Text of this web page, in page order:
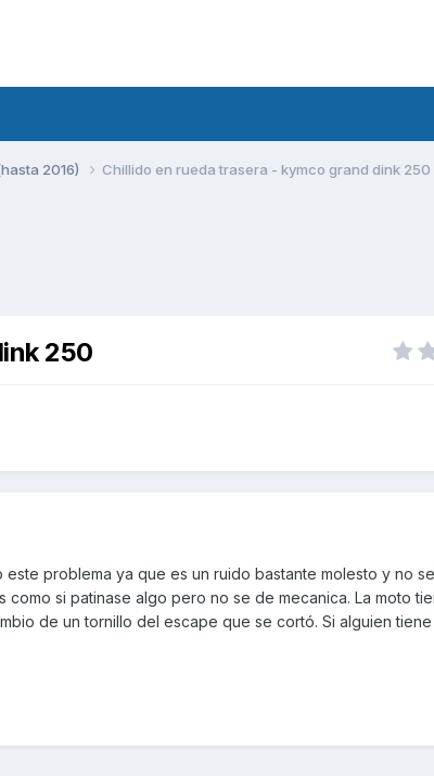
2016) Chillido en rueda trasera - kymco grand dink 250
250
problema ya que es un ruido bastante molesto y no
si patinase algo pero no se de mecanica. La moto
de un tornillo del escape que se cortó. Si alguien